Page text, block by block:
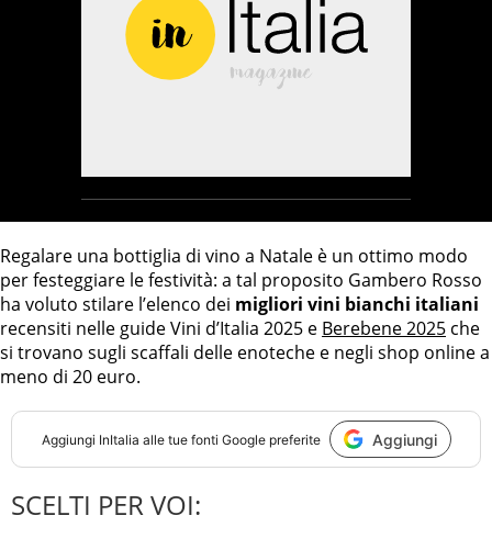
Regalare una bottiglia di vino a Natale è un ottimo modo
per festeggiare le festività: a tal proposito Gambero Rosso
ha voluto stilare l’elenco dei migliori vini bianchi italiani
recensiti nelle guide Vini d’Italia 2025 e Berebene 2025 che
si trovano sugli scaffali delle enoteche e negli shop online a
meno di 20 euro.
Aggiungi InItalia alle tue fonti Google preferite Aggiungi
SCELTI PER VOI: